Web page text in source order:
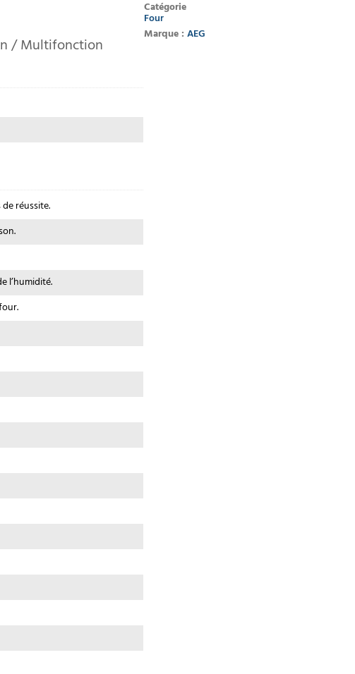
/ Multifonction
réussite.
l’humidité.
Catégorie
Four
Marque : AEG